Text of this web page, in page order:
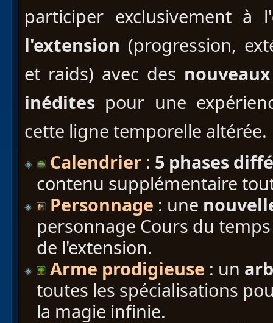
participer exclusivement à l'
l'extension (progression,
et raids) avec des
inédites pour une
cette ligne temporelle altérée.
Calendrier : 5 phases
contenu supplémentaire
Personnage : une
personnage Cours du
de l'extension.
Arme prodigieuse : un
toutes les spécialisations
la magie infinie.